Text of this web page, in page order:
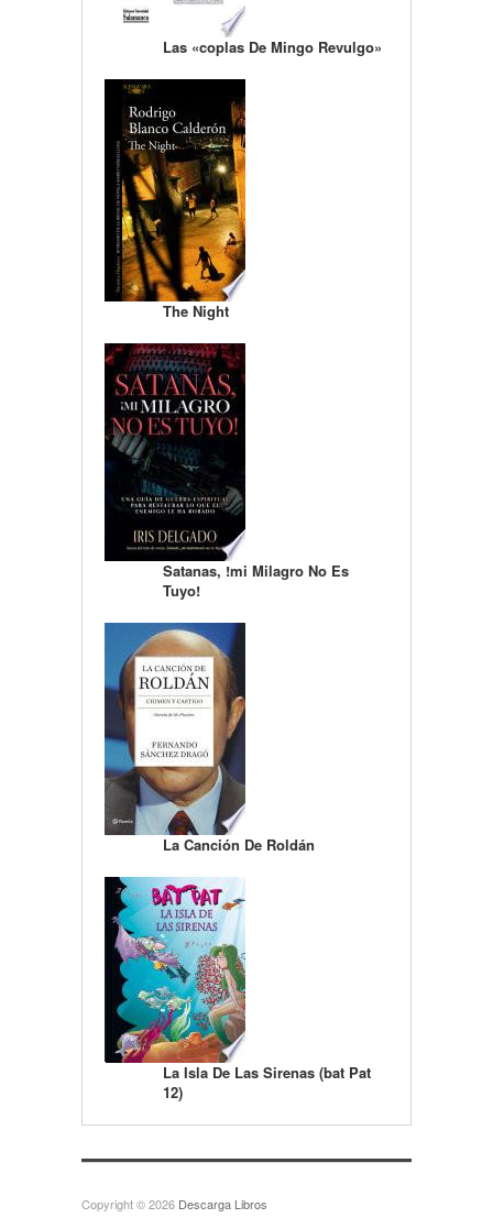
Las «coplas De Mingo Revulgo»
The Night
Satanas, !mi Milagro No Es
Tuyo!
La Canción De Roldán
La Isla De Las Sirenas (bat Pat
12)
Copyright © 2026 Descarga Libros